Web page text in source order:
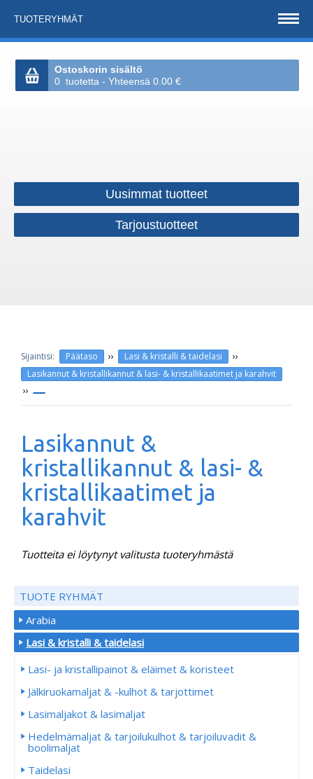
TUOTERYHMÄT
Ostoskorin sisältö
0 tuotetta - Yhteensä 0.00 €
Uusimmat tuotteet
Tarjoustuotteet
Päätaso ›› Lasi & kristalli & taidelasi ››
Lasikannut & kristallikannut & lasi- & kristallikaatimet ja karahvit
››
Lasikannut &
kristallikannut & lasi- &
kristallikaatimet ja
karahvit
Tuotteita ei löytynyt valitusta tuoteryhmästä
TUOTE RYHMÄT
Arabia
Lasi & kristalli & taidelasi
Lasi- ja kristallipainot & eläimet & koristeet
Jälkiruokamaljat & -kulhot & tarjottimet
Lasimaljakot & lasimaljat
Hedelmämaljat & tarjoilukulhot & tarjoiluvadit &
boolimaljat
Taidelasi